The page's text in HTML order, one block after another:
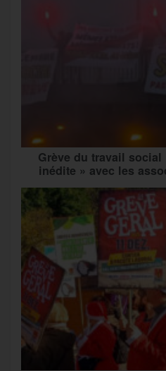
Grève du travail
inédite » avec les